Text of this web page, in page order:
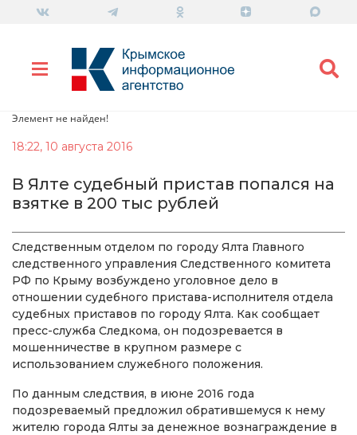
Элемент не найден!
18:22, 10 августа 2016
В Ялте судебный пристав попался на
взятке в 200 тыс рублей
Следственным отделом по городу Ялта Главного
следственного управления Следственного комитета
РФ по Крыму возбуждено уголовное дело в
отношении судебного пристава-исполнителя отдела
судебных приставов по городу Ялта. Как сообщает
пресс-служба Следкома, он подозревается в
мошенничестве в крупном размере с
использованием служебного положения.
По данным следствия, в июне 2016 года
подозреваемый предложил обратившемуся к нему
жителю города Ялты за денежное вознаграждение в